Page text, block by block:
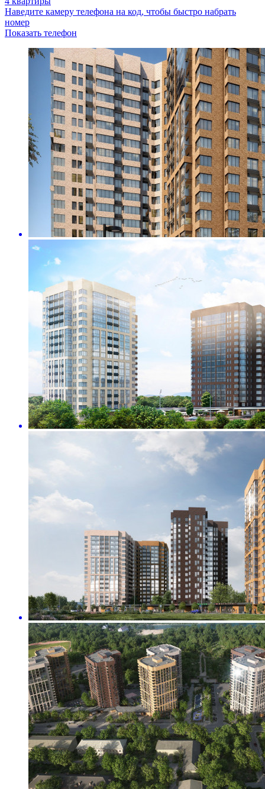
Наведите камеру телефона на код, чтобы быстро набрать
номер
Показать телефон